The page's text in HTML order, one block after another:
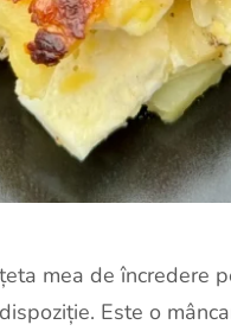
mea de încredere
Este o